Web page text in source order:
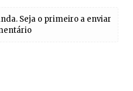
Seja o primeiro a enviar